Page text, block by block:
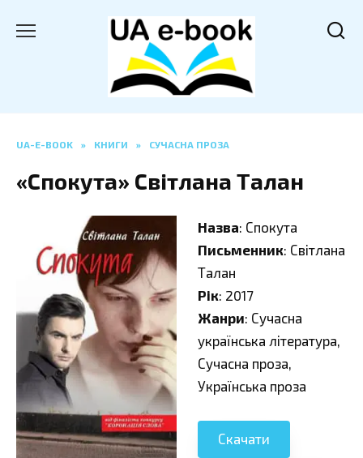
UA-E-BOOK » КНИГИ » СУЧАСНА ПРОЗА
«Спокута» Світлана Талан
Назва: Спокута
Письменник: Світлана
Талан
Рік: 2017
Жанри: Сучасна
українська література,
Сучасна проза,
Українська проза
Скачати